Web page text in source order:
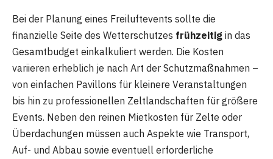
Bei der Planung eines Freiluftevents sollte die
finanzielle Seite des Wetterschutzes frühzeitig in das
Gesamtbudget einkalkuliert werden. Die Kosten
variieren erheblich je nach Art der Schutzmaßnahmen –
von einfachen Pavillons für kleinere Veranstaltungen
bis hin zu professionellen Zeltlandschaften für größere
Events. Neben den reinen Mietkosten für Zelte oder
Überdachungen müssen auch Aspekte wie Transport,
Auf- und Abbau sowie eventuell erforderliche